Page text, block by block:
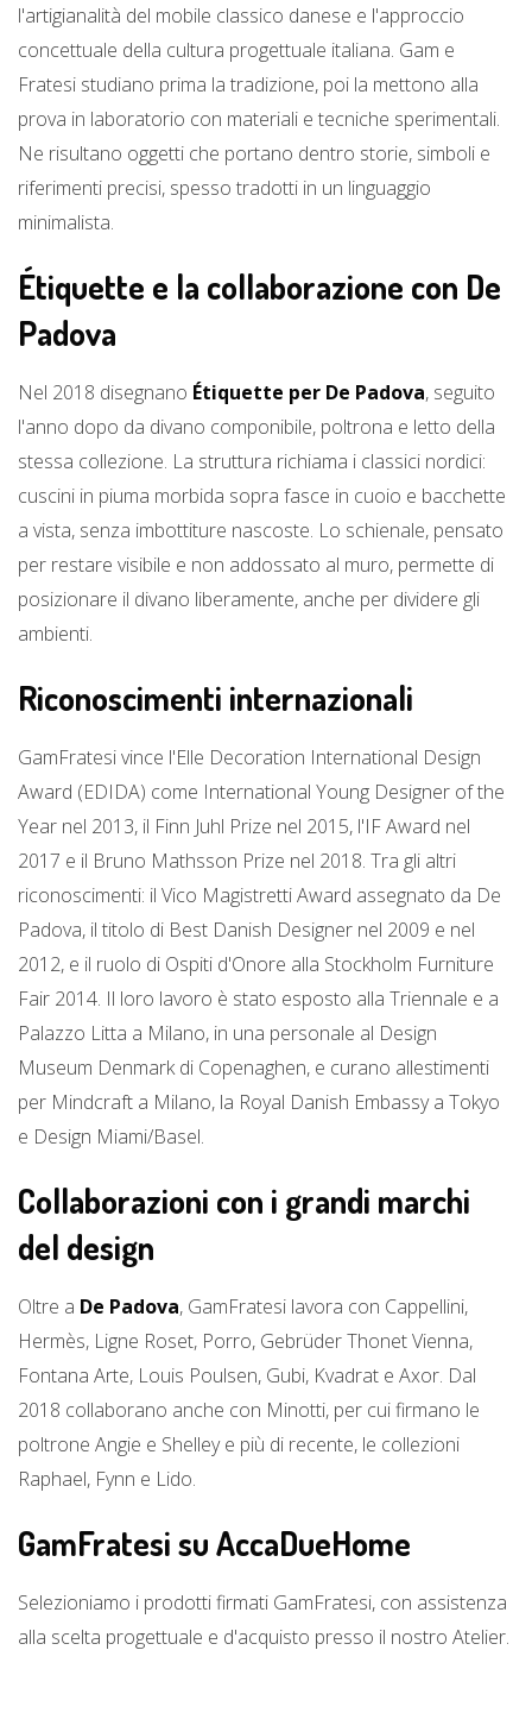
l'artigianalità del mobile classico danese e l'approccio
concettuale della cultura progettuale italiana. Gam e
Fratesi studiano prima la tradizione, poi la mettono alla
prova in laboratorio con materiali e tecniche sperimentali.
Ne risultano oggetti che portano dentro storie, simboli e
riferimenti precisi, spesso tradotti in un linguaggio
minimalista.
Étiquette e la collaborazione con De
Padova
Nel 2018 disegnano Étiquette per De Padova, seguito
l'anno dopo da divano componibile, poltrona e letto della
stessa collezione. La struttura richiama i classici nordici:
cuscini in piuma morbida sopra fasce in cuoio e bacchette
a vista, senza imbottiture nascoste. Lo schienale, pensato
per restare visibile e non addossato al muro, permette di
posizionare il divano liberamente, anche per dividere gli
ambienti.
Riconoscimenti internazionali
GamFratesi vince l'Elle Decoration International Design
Award (EDIDA) come International Young Designer of the
Year nel 2013, il Finn Juhl Prize nel 2015, l'IF Award nel
2017 e il Bruno Mathsson Prize nel 2018. Tra gli altri
riconoscimenti: il Vico Magistretti Award assegnato da De
Padova, il titolo di Best Danish Designer nel 2009 e nel
2012, e il ruolo di Ospiti d'Onore alla Stockholm Furniture
Fair 2014. Il loro lavoro è stato esposto alla Triennale e a
Palazzo Litta a Milano, in una personale al Design
Museum Denmark di Copenaghen, e curano allestimenti
per Mindcraft a Milano, la Royal Danish Embassy a Tokyo
e Design Miami/Basel.
Collaborazioni con i grandi marchi
del design
Oltre a De Padova, GamFratesi lavora con Cappellini,
Hermès, Ligne Roset, Porro, Gebrüder Thonet Vienna,
Fontana Arte, Louis Poulsen, Gubi, Kvadrat e Axor. Dal
2018 collaborano anche con Minotti, per cui firmano le
poltrone Angie e Shelley e più di recente, le collezioni
Raphael, Fynn e Lido.
GamFratesi su AccaDueHome
Selezioniamo i prodotti firmati GamFratesi, con assistenza
alla scelta progettuale e d'acquisto presso il nostro Atelier.